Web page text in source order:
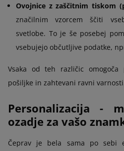
Ovojnice z zaščitnim tiskom
značilnim vzorcem ščiti
svetlobe. To je še posebej
vsebujejo občutljive podatke,
Vsaka od teh različic omogoča
pošiljke in zahtevani ravni
Personalizacija -
ozadje za vašo
Čeprav je bela sama po sebi